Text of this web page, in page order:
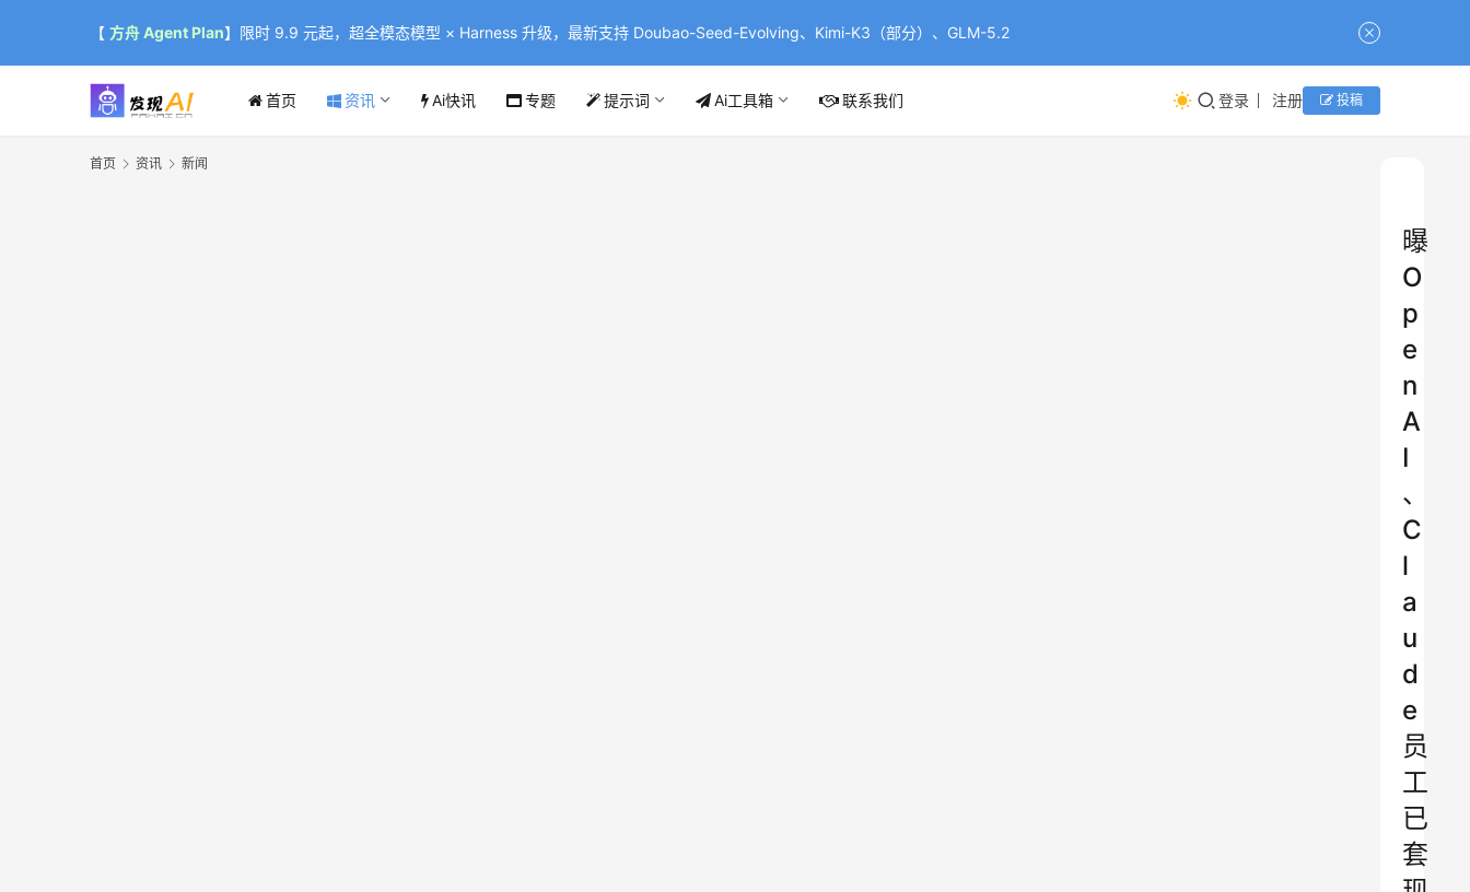
【 方舟 Agent Plan】限时 9.9 元起，超全模态模型 × Harness 升级，最新支持 Doubao-Seed-Evolving、Kimi-K3（部分）、GLM-5.2
首页 资讯 Ai快讯 专题 提示词 Ai工具箱 联系我们 登录 注册 投稿
首页 资讯 新闻
曝
O
p
e
n
A
I
、
C
l
a
u
d
e
员
工
已
套